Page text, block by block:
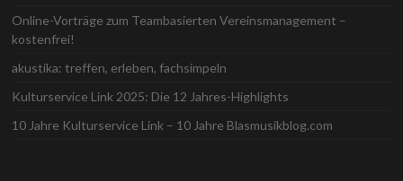
Online-Vorträge zum Teambasierten Vereinsmanagement –
kostenfrei!
akustika: treffen, erleben, fachsimpeln
Kulturservice Link 2025: Die 12 Jahres-Highlights
10 Jahre Kulturservice Link – 10 Jahre Blasmusikblog.com